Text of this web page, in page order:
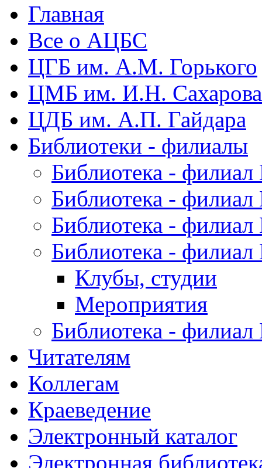
Главная
Все о АЦБС
ЦГБ им. А.М. Горького
ЦМБ им. И.Н. Сахарова
ЦДБ им. А.П. Гайдара
Библиотеки - филиалы
Библиотека -
Библиотека -
Библиотека -
Библиотека -
Клубы, студии
Мероприятия
Библиотека -
Читателям
Коллегам
Краеведение
Электронный каталог
Электронная